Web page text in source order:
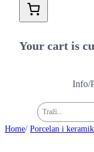
Your cart is
Info/
Pretraga
Home/ Porcelan i